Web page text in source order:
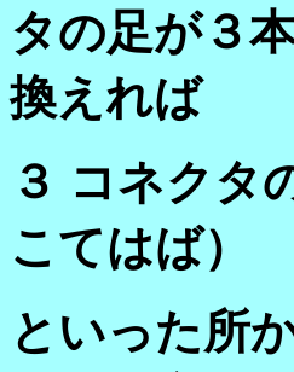
タの足が３
換えれば
３ コネクタ
こてはば）
といった所